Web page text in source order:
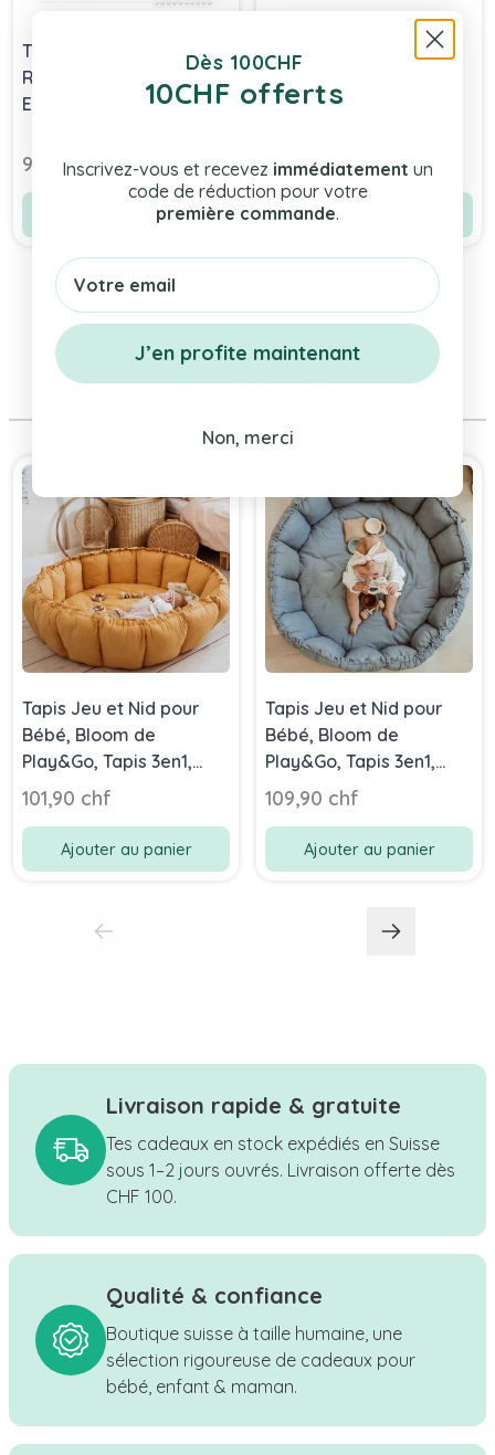
Tapis Puzzle Alphabet &
Rangement Jouets,
Eevaa, Play & Go
Prix Spécial
95,00 chf Prix normal
119,95 chf
Ajouter au panier
Tapis Puzzle Chiffres &
Rangement Jouets,
Eevaa, Play & Go
115,90 chf
Ajouter au panier
Même Marque
Tapis Jeu et Nid pour
Bébé, Bloom de
Play&Go, Tapis 3en1,
Mustard
101,90 chf
Ajouter au panier
Tapis Jeu et Nid pour
Bébé, Bloom de
Play&Go, Tapis 3en1,
Bleu
109,90 chf
Ajouter au panier
Livraison rapide & gratuite
Tes cadeaux en stock expédiés en Suisse
sous 1–2 jours ouvrés. Livraison offerte dès
CHF 100.
Qualité & confiance
Boutique suisse à taille humaine, une
sélection rigoureuse de cadeaux pour
bébé, enfant & maman.
Dès 100CHF
10CHF offerts
Inscrivez-vous et recevez immédiatement un
code de réduction pour votre
première commande.
Email
J’en profite maintenant
Non, merci